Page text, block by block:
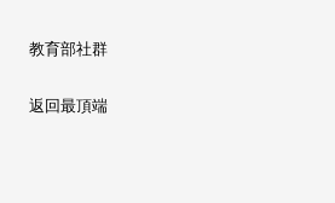
教育部社群
返回最頂端